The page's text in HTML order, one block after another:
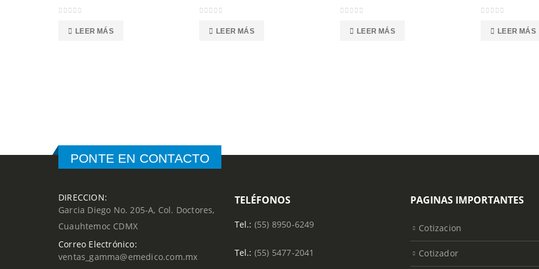
LEER MÁS LEER MÁS LEER MÁS LEER MÁS
PONTE EN CONTACTO
DIRECCION:
Garcia Diego No. 205-A, Col. Doctores,
Cuauhtemoc CDMX
Correo Electrónico:
ventas_gamma@emedico.com.mx
TELÉFONOS
Tel.: (55) 8950-6249
Tel.: (55) 5477-2041
PAGINAS IMPORTANTES
Cotizacion
Cotizador